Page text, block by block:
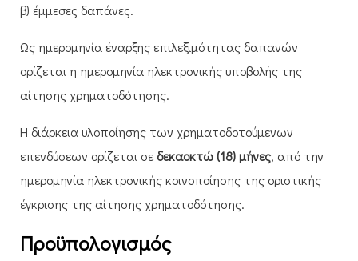
β) έμμεσες δαπάνες.
​Ως ημερομηνία έναρξης επιλεξιμότητας δαπανών
ορίζεται η ημερομηνία ηλεκτρονικής υποβολής της
αίτησης χρηματοδότησης.
Η διάρκεια υλοποίησης των χρηματοδοτούμενων
επενδύσεων ορίζεται σε δεκαοκτώ (18) μήνες, από την
ημερομηνία ηλεκτρονικής κοινοποίησης της οριστικής
έγκρισης της αίτησης χρηματοδότησης.
Προϋπολογισμός